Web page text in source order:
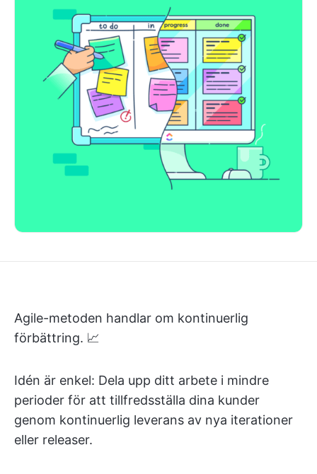
Agile-metoden handlar om kontinuerlig
förbättring. 📈
Idén är enkel: Dela upp ditt arbete i mindre
perioder för att tillfredsställa dina kunder
genom kontinuerlig leverans av nya iterationer
eller releaser.